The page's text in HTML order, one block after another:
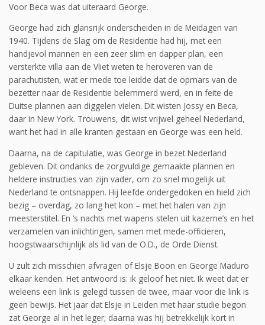
Voor Beca was dat uiteraard George.
George had zich glansrijk onderscheiden in de Meidagen van
1940. Tijdens de Slag om de Residentie had hij, met een
handjevol mannen en een zeer slim en dapper plan, een
versterkte villa aan de Vliet weten te heroveren van de
parachutisten, wat er mede toe leidde dat de opmars van de
bezetter naar de Residentie belemmerd werd, en in feite de
Duitse plannen aan diggelen vielen. Dit wisten Jossy en Beca,
daar in New York. Trouwens, dit wist vrijwel geheel Nederland,
want het had in alle kranten gestaan en George was een held.
Daarna, na de capitulatie, was George in bezet Nederland
gebleven. Dit ondanks de zorgvuldige gemaakte plannen en
heldere instructies van zijn vader, om zo snel mogelijk uit
Nederland te ontsnappen. Hij leefde ondergedoken en hield zich
bezig – overdag, zo lang het kon – met het halen van zijn
meesterstitel. En ‘s nachts met wapens stelen uit kazerne’s en het
verzamelen van inlichtingen, samen met mede-officieren,
hoogstwaarschijnlijk als lid van de O.D., de Orde Dienst.
U zult zich misschien afvragen of Elsje Boon en George Maduro
elkaar kenden. Het antwoord is: ik geloof het niet. Ik weet dat er
weleens een link is gelegd tussen de twee, maar voor die link is
geen bewijs. Het jaar dat Elsje in Leiden met haar studie begon
zat George al in het leger; daarna was hij betrekkelijk kort in